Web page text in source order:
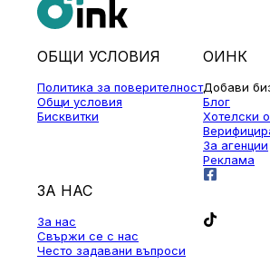
ОБЩИ УСЛОВИЯ
Политика за поверителност
Общи условия
Бисквитки
ОИНК
Добави
Блог
Хотелски
За агенции
Реклама
ЗА НАС
За нас
Свържи се с нас
Често задавани въпроси